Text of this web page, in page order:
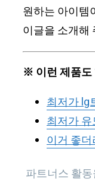
원하는 아이템
이글을 소개해
※ 이런 제품도
최저가 lg
최저가 유
이거 좋
파트너스 활